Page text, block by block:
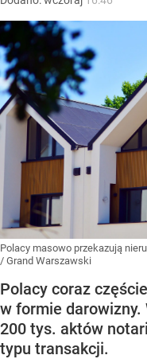
Polacy masowo przekazują
/ Grand Warszawski
Polacy coraz
w formie darowizny.
200 tys. aktów
typu transakcji.